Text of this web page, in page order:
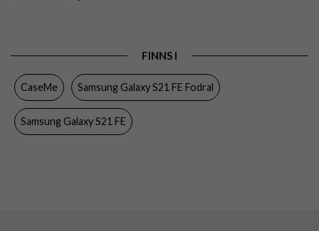
Färg
Varumärke
FINNS I
CaseMe Samsung Galaxy S21 FE Fodral
Samsung Galaxy S21 FE